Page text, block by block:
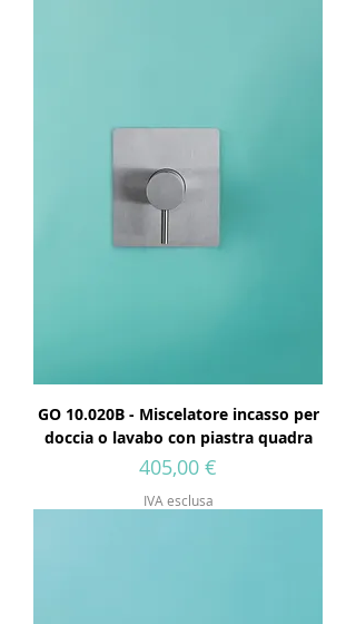
GO 10.020B - Miscelatore incasso per
doccia o lavabo con piastra quadra
Prezzo
405,00 €
IVA esclusa